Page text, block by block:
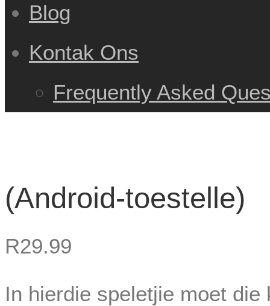
Blog
Kontak Ons
Frequently Asked
(Android-toestelle)
R29.99
In hierdie speletjie moet